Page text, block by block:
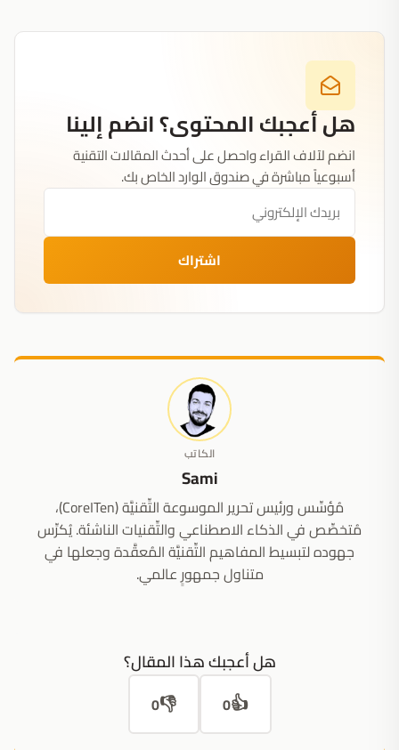
هل أعجبك المحتوى؟ انضم إلينا
انضم لآلاف القراء واحصل على أحدث المقالات التقنية
أسبوعياً مباشرة في صندوق الوارد الخاص بك.
اشتراك
الكاتب
Sami
مُؤسِّس ورئيس تحرير الموسوعة التِّقنيَّة (CoreITen)،
مُتخصِّص في الذكاء الاصطناعي والتِّقنيات الناشئة. يُكرِّس
جهوده لتبسيط المفاهيم التِّقنيَّة المُعقَّدة وجعلها في
متناول جمهورٍ عالمي.
هل أعجبك هذا المقال؟
👍
0
👎
0